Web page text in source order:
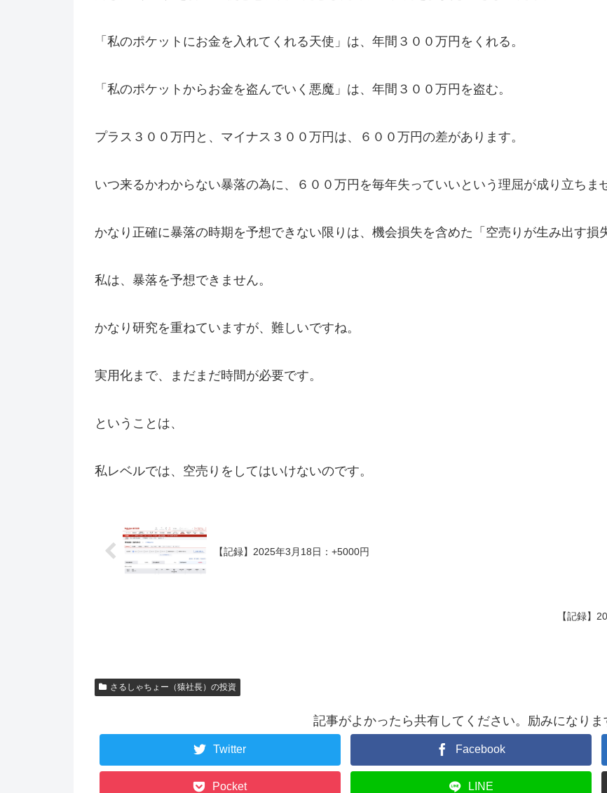
「私のポケットにお金を入れてくれる天使」は、年間３００万円をくれる。
「私のポケットからお金を盗んでいく悪魔」は、年間３００万円を盗む。
プラス３００万円と、マイナス３００万円は、６００万円の差があります。
いつ来るかわからない暴落の為に、６００万円を毎年失っていいという理屈が成り立ちま
かなり正確に暴落の時期を予想できない限りは、機会損失を含めた「空売りが生み出す損
私は、暴落を予想できません。
かなり研究を重ねていますが、難しいですね。
実用化まで、まだまだ時間が必要です。
ということは、
私レベルでは、空売りをしてはいけないのです。
【記録】2025年3月18日：+5000円
【記録】
さるしゃちょー（猿社長）の投資
記事がよかったら共有してください。励みになりま
Twitter Facebook
Pocket LINE